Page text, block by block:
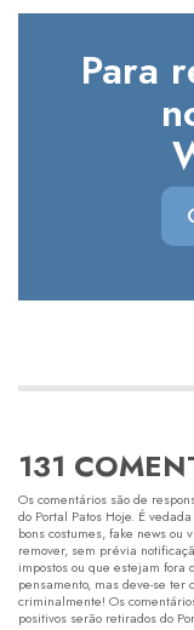
Para
131
Os comentários são de
do Portal Patos Hoje. É
bons costumes, fake news ou
remover, sem prévia
impostos ou que estejam
pensamento, mas deve-se
criminalmente! Os
positivos serão retirados do